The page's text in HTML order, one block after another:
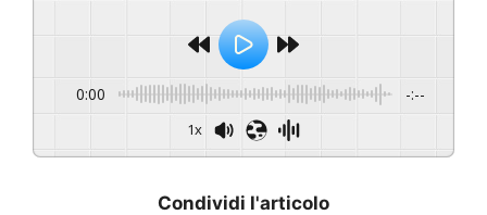
0:00 -:--
1x
Condividi l'articolo